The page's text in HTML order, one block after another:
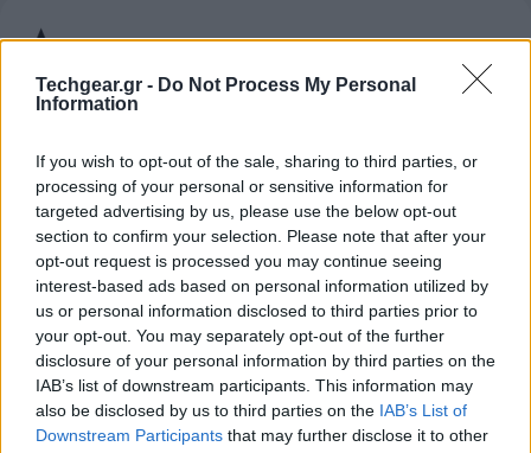
Techgear.gr - Do Not Process My Personal
Information
If you wish to opt-out of the sale, sharing to third parties, or
processing of your personal or sensitive information for
targeted advertising by us, please use the below opt-out
section to confirm your selection. Please note that after your
opt-out request is processed you may continue seeing
interest-based ads based on personal information utilized by
us or personal information disclosed to third parties prior to
your opt-out. You may separately opt-out of the further
disclosure of your personal information by third parties on the
IAB’s list of downstream participants. This information may
also be disclosed by us to third parties on the IAB’s List of
Downstream Participants that may further disclose it to other
Οι διακυμάνσεις που φανερώνουν το
«αόρατο»
Για να αναζητήσουν το κρίσιμο σημείο, οι